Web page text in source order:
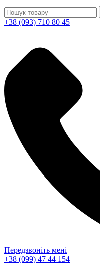
+38 (093) 710 80 45
Передзвоніть мені
+38 (099) 47 44 154